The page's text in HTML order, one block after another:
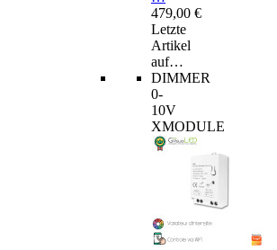
479,00 €
Letzte
Artikel
auf…
DIMMER
0-
10V
XMODULE